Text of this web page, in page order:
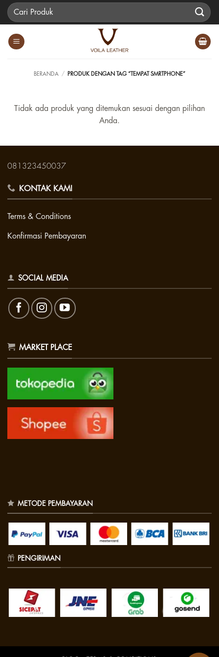
SkipPencarian
untuk:
BERANDA / PRODUK DENGAN TAG “TEMPAT SMRTPHONE”
Tidak ada produk yang ditemukan sesuai dengan pilihan
Anda.
081323450037
KONTAK KAMI
Terms & Conditions
Konfirmasi Pembayaran
SOCIAL MEDIA
MARKET PLACE
METODE PEMBAYARAN
PENGIRIMAN